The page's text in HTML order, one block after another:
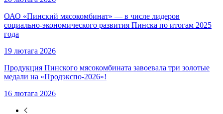
ОАО «Пинский мясокомбинат» — в числе лидеров
социально‑экономического развития Пинска по итогам 2025
года
19 лютага 2026
Продукция Пинского мясокомбината завоевала три золотые
медали на «Продэкспо‑2026»!
16 лютага 2026